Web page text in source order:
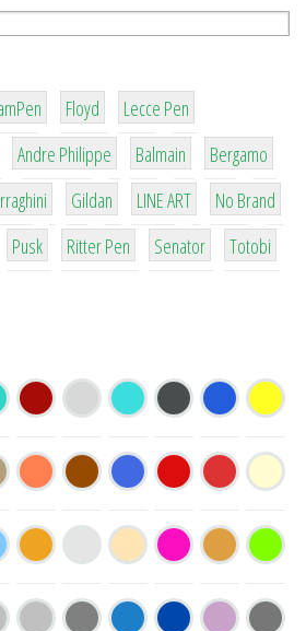
1 2
Floyd
2
Lecce Pen
1
Andre Philippe
4
Balmain
26
Bergamo
4 42
Gildan
4
LINE ART
90
No Brand
2
Pusk
22
Ritter Pen
15
Senator
43
Totobi